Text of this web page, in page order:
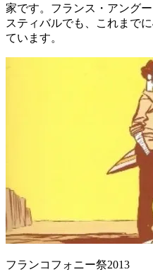
家です。フランス・アング
スティバルでも、これまで
ています。
フランコフォニー祭2013